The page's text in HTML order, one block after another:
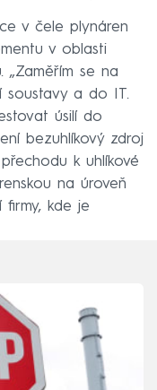
v čele plynáren
v oblasti
„Zaměřím se na
soustavy a do IT.
úsilí do
bezuhlíkový zdroj
k uhlíkové
na úroveň
firmy, kde je